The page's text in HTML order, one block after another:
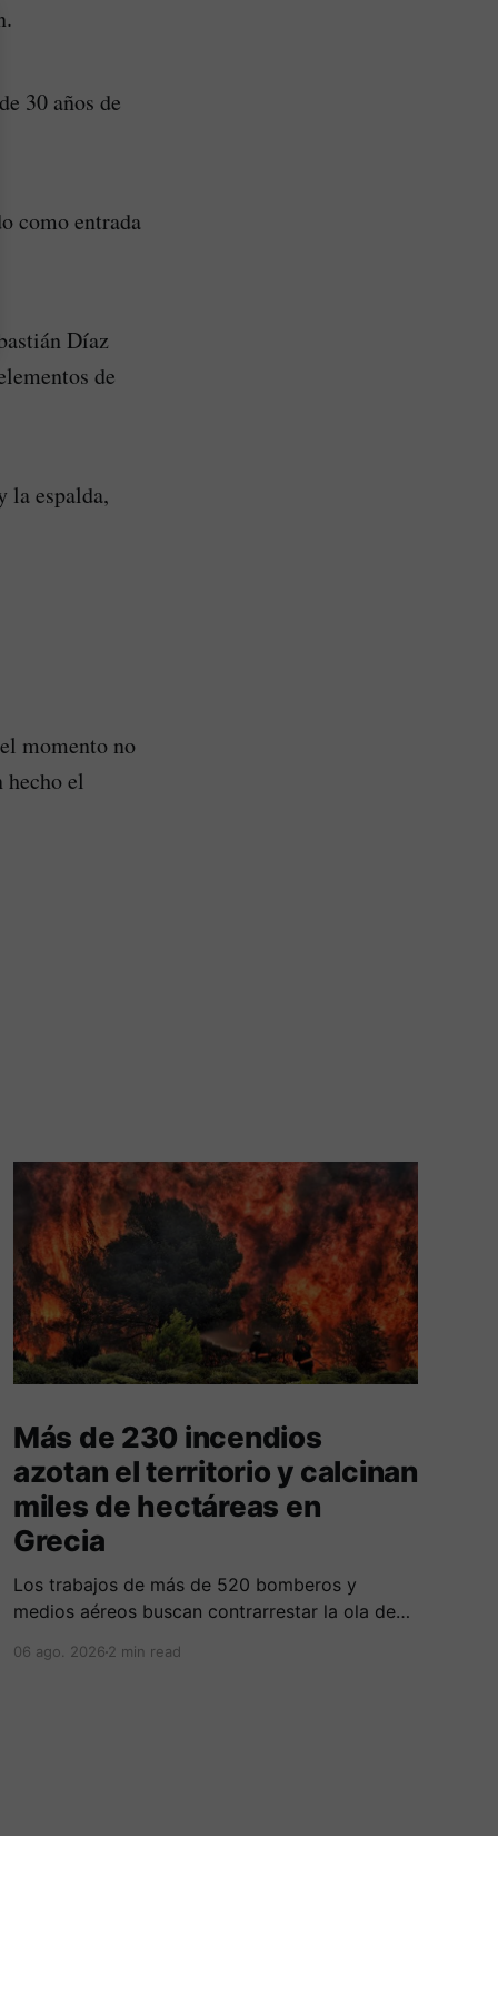
30 años de
como entrada
Díaz
de
la espalda,
momento no
hecho el
Más de 230 incendios
azotan el territorio y calcinan
miles de hectáreas en
Grecia
Los trabajos de más de 520 bomberos y
medios aéreos buscan contrarrestar la ola de
cinco fallecidos, miles de evacuados e
06 ago. 20262 min read